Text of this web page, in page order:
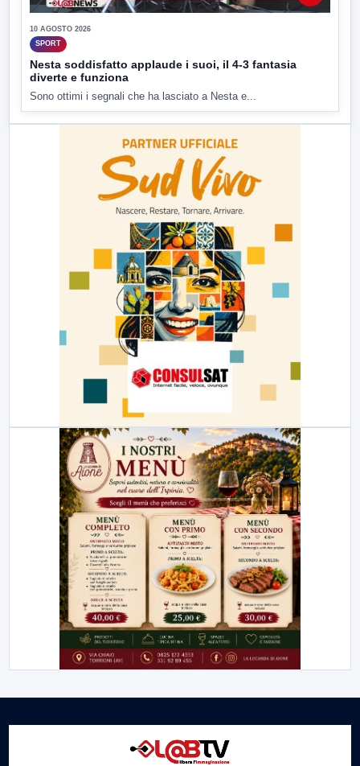
10 AGOSTO 2026
SPORT
Nesta soddisfatto applaude i suoi, il 4-3 fantasia
diverte e funziona
Sono ottimi i segnali che ha lasciato a Nesta e...